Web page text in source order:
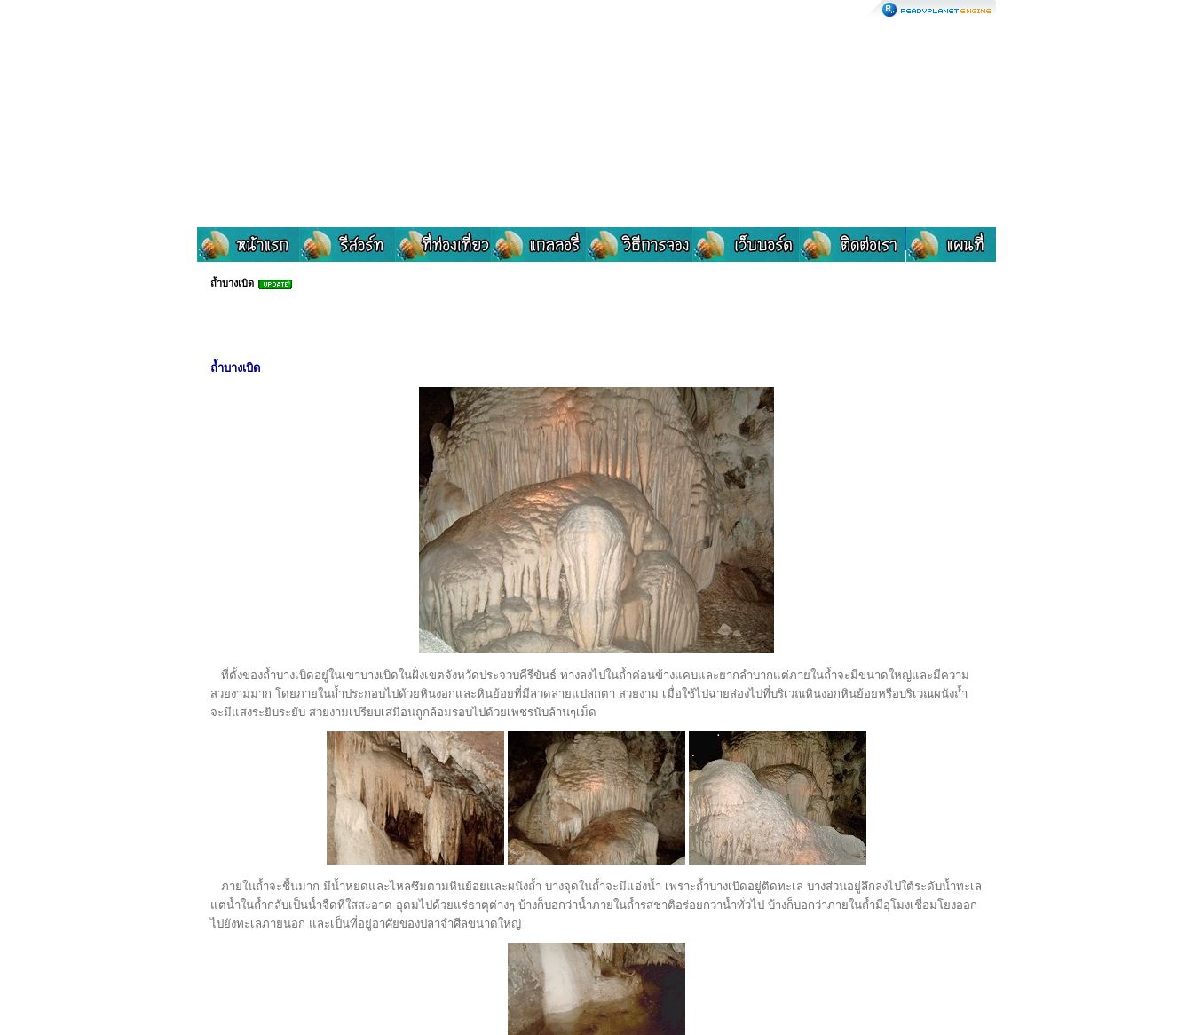
ถ้ำบางเบิด
ถ้ำบางเบิด
ที่ตั้งของถ้ำบางเบิดอยู่ในเขาบางเบิดในฝั่งเขตจังหวัดประจวบคีรีขันธ์ ทางลงไปในถ้ำค่อนข้างแคบและยากลำบากแต่ภายในถ้ำจะมีขนาดใหญ่และมีความ
สวยงามมาก โดยภายในถ้ำประกอบไปด้วยหินงอกและหินย้อยที่มีลวดลายแปลกตา สวยงาม เมื่อใช้ไปฉายส่องไปที่บริเวณหินงอกหินย้อยหรือบริเวณผนังถ้ำ
จะมีแสงระยิบระยับ สวยงามเปรียบเสมือนถูกล้อมรอบไปด้วยเพชรนับล้านๆเม็ด
ภายในถ้ำจะชื้นมาก มีน้ำหยดและไหลซึมตามหินย้อยและผนังถ้ำ บางจุดในถ้ำจะมีแอ่งน้ำ เพราะถ้ำบางเบิดอยู่ติดทะเล บางส่วนอยู่ลึกลงไปใต้ระดับน้ำทะเล
แต่น้ำในถ้ำกลับเป็นน้ำจืดที่ใสสะอาด อุดมไปด้วยแร่ธาตุต่างๆ บ้างก็บอกว่าน้ำภายในถ้ำรสชาติอร่อยกว่าน้ำทั่วไป บ้างก็บอกว่าภายในถ้ำมีอุโมงเชี่อมโยงออก
ไปยังทะเลภายนอก และเป็นที่อยู่อาศัยของปลาจำศีลขนาดใหญ่